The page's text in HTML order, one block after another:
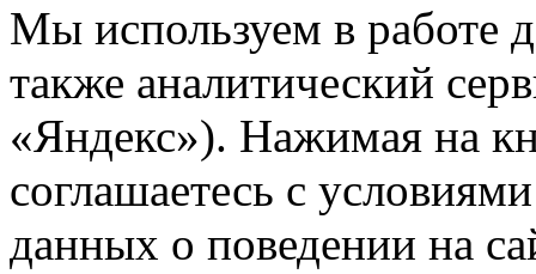
Мы используем в работе
также аналитический
«Яндекс»). Нажимая на
соглашаетесь с
данных о поведении на